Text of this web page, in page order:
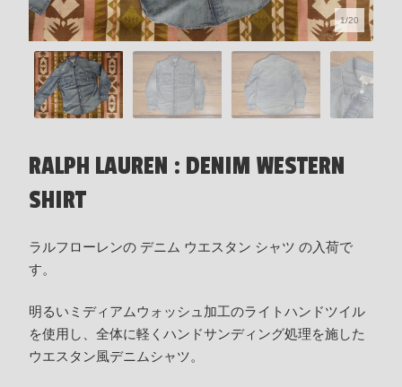
1/20
RALPH LAUREN : DENIM WESTERN
SHIRT
ラルフローレンの デニム ウエスタン シャツ の入荷で
す。
明るいミディアムウォッシュ加工のライトハンドツイル
を使用し、全体に軽くハンドサンディング処理を施した
ウエスタン風デニムシャツ。